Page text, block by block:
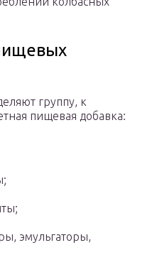
группу, к
пищевая добавка:
эмульгаторы,